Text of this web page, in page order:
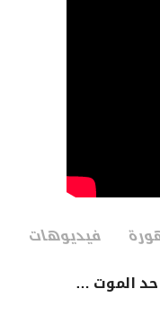
فيديوهات
حد الموت …